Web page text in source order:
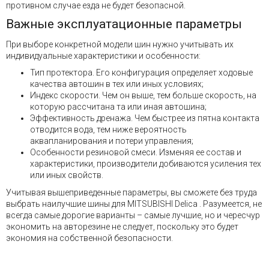
противном случае езда не будет безопасной.
Важные эксплуатационные параметры
При выборе конкретной модели шин нужно учитывать их
индивидуальные характеристики и особенности:
Тип протектора. Его конфигурация определяет ходовые
качества автошин в тех или иных условиях;
Индекс скорости. Чем он выше, тем больше скорость, на
которую рассчитана та или иная автошина;
Эффективность дренажа. Чем быстрее из пятна контакта
отводится вода, тем ниже вероятность
аквапланирования и потери управления;
Особенности резиновой смеси. Изменяя ее состав и
характеристики, производители добиваются усиления тех
или иных свойств.
Учитывая вышеприведенные параметры, вы сможете без труда
выбрать наилучшие шины для MITSUBISHI Delica . Разумеется, не
всегда самые дорогие варианты – самые лучшие, но и чересчур
экономить на авторезине не следует, поскольку это будет
экономия на собственной безопасности.